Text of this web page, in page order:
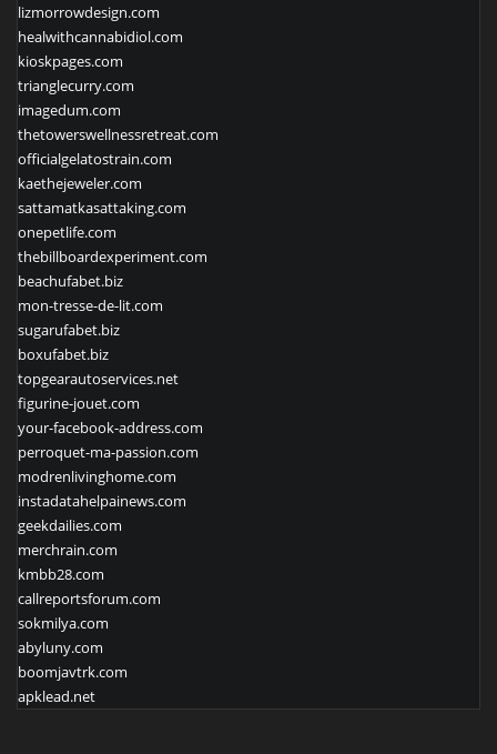
lizmorrowdesign.com
healwithcannabidiol.com
kioskpages.com
trianglecurry.com
imagedum.com
thetowerswellnessretreat.com
officialgelatostrain.com
kaethejeweler.com
sattamatkasattaking.com
onepetlife.com
thebillboardexperiment.com
beachufabet.biz
mon-tresse-de-lit.com
sugarufabet.biz
boxufabet.biz
topgearautoservices.net
figurine-jouet.com
your-facebook-address.com
perroquet-ma-passion.com
modrenlivinghome.com
instadatahelpainews.com
geekdailies.com
merchrain.com
kmbb28.com
callreportsforum.com
sokmilya.com
abyluny.com
boomjavtrk.com
apklead.net